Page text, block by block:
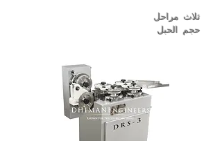
ثلاث مراحل
حجم الحبل